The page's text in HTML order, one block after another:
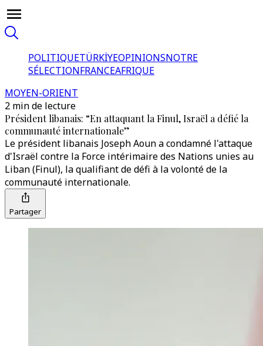
POLITIQUETÜRKİYEOPINIONSNOTRE
SÉLECTIONFRANCEAFRIQUE
MOYEN-ORIENT
2 min de lecture
Président libanais: “En attaquant la Finul, Israël a défié la
communauté internationale”
Le président libanais Joseph Aoun a condamné l'attaque
d'Israël contre la Force intérimaire des Nations unies au
Liban (Finul), la qualifiant de défi à la volonté de la
communauté internationale.
Partager